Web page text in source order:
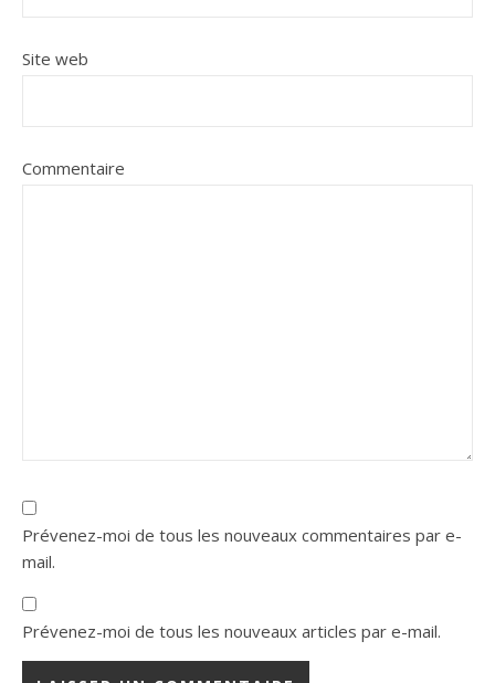
Site web
Commentaire
Prévenez-moi de tous les nouveaux commentaires par e-
mail.
Prévenez-moi de tous les nouveaux articles par e-mail.